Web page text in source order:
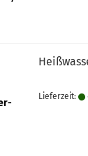
Lieferzeit: